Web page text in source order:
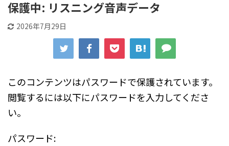
保護中: リスニング音声データ
2026年7月29日
このコンテンツはパスワードで保護されています。
閲覧するには以下にパスワードを入力してくださ
い。
パスワード: